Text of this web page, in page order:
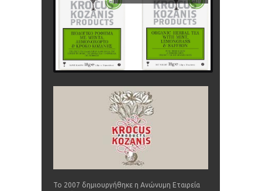
Το 2007 δημιουργήθηκε η Ανώνυμη Εταιρεία